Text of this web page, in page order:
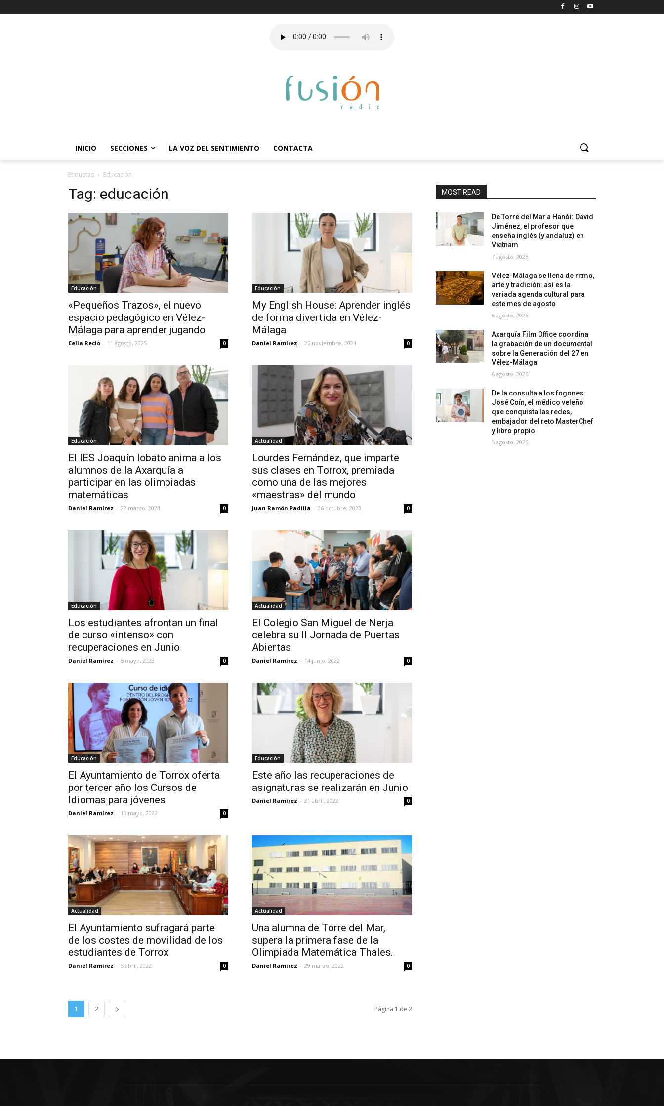
INICIO SECCIONES LA VOZ DEL SENTIMIENTO CONTACTA
Etiquetas Educación
Tag: educación
Educación
«Pequeños Trazos», el nuevo
espacio pedagógico en Vélez-
Málaga para aprender jugando
Celia Recio - 11 agosto, 2025 0
Educación
My English House: Aprender inglés
de forma divertida en Vélez-
Málaga
Daniel Ramírez - 26 noviembre, 2024 0
Educación
El IES Joaquín lobato anima a los
alumnos de la Axarquía a
participar en las olimpiadas
matemáticas
Daniel Ramírez - 22 marzo, 2024 0
Actualidad
Lourdes Fernández, que imparte
sus clases en Torrox, premiada
como una de las mejores
«maestras» del mundo
Juan Ramón Padilla - 26 octubre, 2023 0
Educación
Los estudiantes afrontan un final
de curso «intenso» con
recuperaciones en Junio
Daniel Ramírez - 5 mayo, 2023 0
Actualidad
El Colegio San Miguel de Nerja
celebra su II Jornada de Puertas
Abiertas
Daniel Ramírez - 14 junio, 2022 0
Educación
El Ayuntamiento de Torrox oferta
por tercer año los Cursos de
Idiomas para jóvenes
Daniel Ramírez - 13 mayo, 2022 0
Educación
Este año las recuperaciones de
asignaturas se realizarán en Junio
Daniel Ramírez - 21 abril, 2022 0
Actualidad
El Ayuntamiento sufragará parte
de los costes de movilidad de los
estudiantes de Torrox
Daniel Ramírez - 5 abril, 2022 0
Actualidad
Una alumna de Torre del Mar,
supera la primera fase de la
Olimpiada Matemática Thales.
Daniel Ramírez - 29 marzo, 2022 0
1 2 Página 1 de 2
MOST READ
De Torre del Mar a Hanói: David
Jiménez, el profesor que
enseña inglés (y andaluz) en
Vietnam
7 agosto, 2026
Vélez-Málaga se llena de ritmo,
arte y tradición: así es la
variada agenda cultural para
este mes de agosto
6 agosto, 2026
Axarquía Film Office coordina
la grabación de un documental
sobre la Generación del 27 en
Vélez-Málaga
6 agosto, 2026
De la consulta a los fogones:
José Coín, el médico veleño
que conquista las redes,
embajador del reto MasterChef
y libro propio
5 agosto, 2026